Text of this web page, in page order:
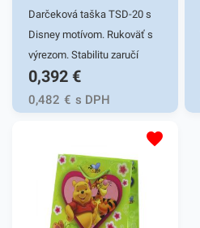
Darčeková taška TSD-20 s
Disney motívom. Rukoväť s
výrezom. Stabilitu zaručí
ploché dno s kvalitným
lepením. Gramáž 170g/m2.
Vhodná na darčekové
predmety pre najmenších s
obľúbenými Disney
postavičkami. Rozmer
17,8x22,9x9,8cm.
0,392 €
0,482 € s DPH